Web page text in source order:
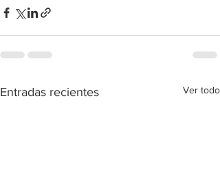
Entradas recientes Ver todo